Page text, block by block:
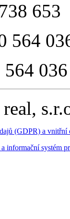
653
564
(GDPR) a vnitřní
informační systém